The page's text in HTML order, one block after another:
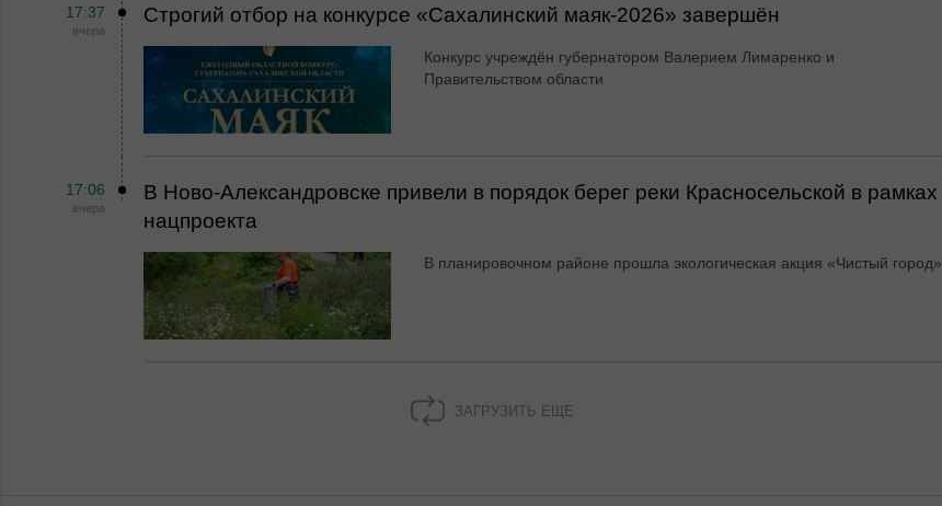
17:37
вчера
Строгий отбор на конкурсе «Сахалинский маяк‑2026» завершён
Конкурс учреждён губернатором Валерием Лимаренко и
Правительством области
17:06
вчера
В Ново-Александровске привели в порядок берег реки Красносельской в рамках
нацпроекта
В планировочном районе прошла экологическая акция «Чистый город»
ЗАГРУЗИТЬ ЕЩЕ